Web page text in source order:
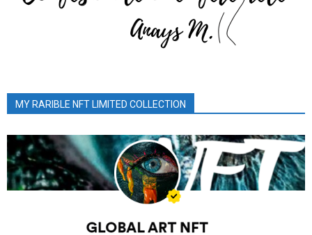
MY RARIBLE NFT LIMITED COLLECTION